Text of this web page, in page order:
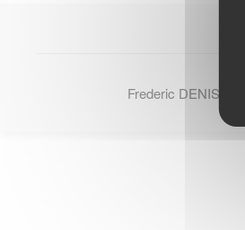
Frederic DENIS - ©